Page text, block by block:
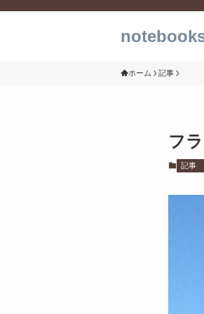
ホーム 記事
フ
記事